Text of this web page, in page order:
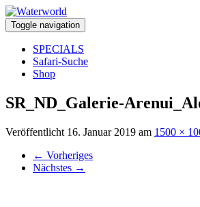
Toggle navigation
SPECIALS
Safari-Suche
Shop
SR_ND_Galerie-
Veröffentlicht 16. Januar 2019 am 1500 ×
← Vorheriges
Nächstes →